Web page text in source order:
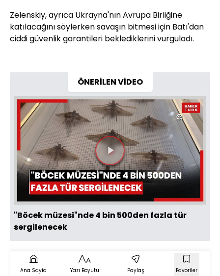
Zelenskiy, ayrıca Ukrayna'nın Avrupa Birliğine
katılacağını söylerken savaşın bitmesi için Batı'dan
ciddi güvenlik garantileri beklediklerini vurguladı.
ÖNERİLEN VİDEO
Videoyu
Oynat
"Böcek müzesi"nde 4 bin 500den fazla tür
sergilenecek
Ana Sayfa Yazı Boyutu Paylaş Favoriler